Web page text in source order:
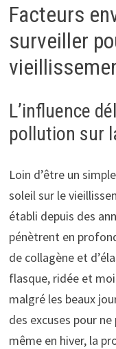
Facteurs
surveiller
L’influence
pollution sur
Loin d’être un
soleil sur le
établi depuis des
pénètrent en
de collagène et
flasque, ridée et
malgré les beaux
des excuses pour
même en hiver, la